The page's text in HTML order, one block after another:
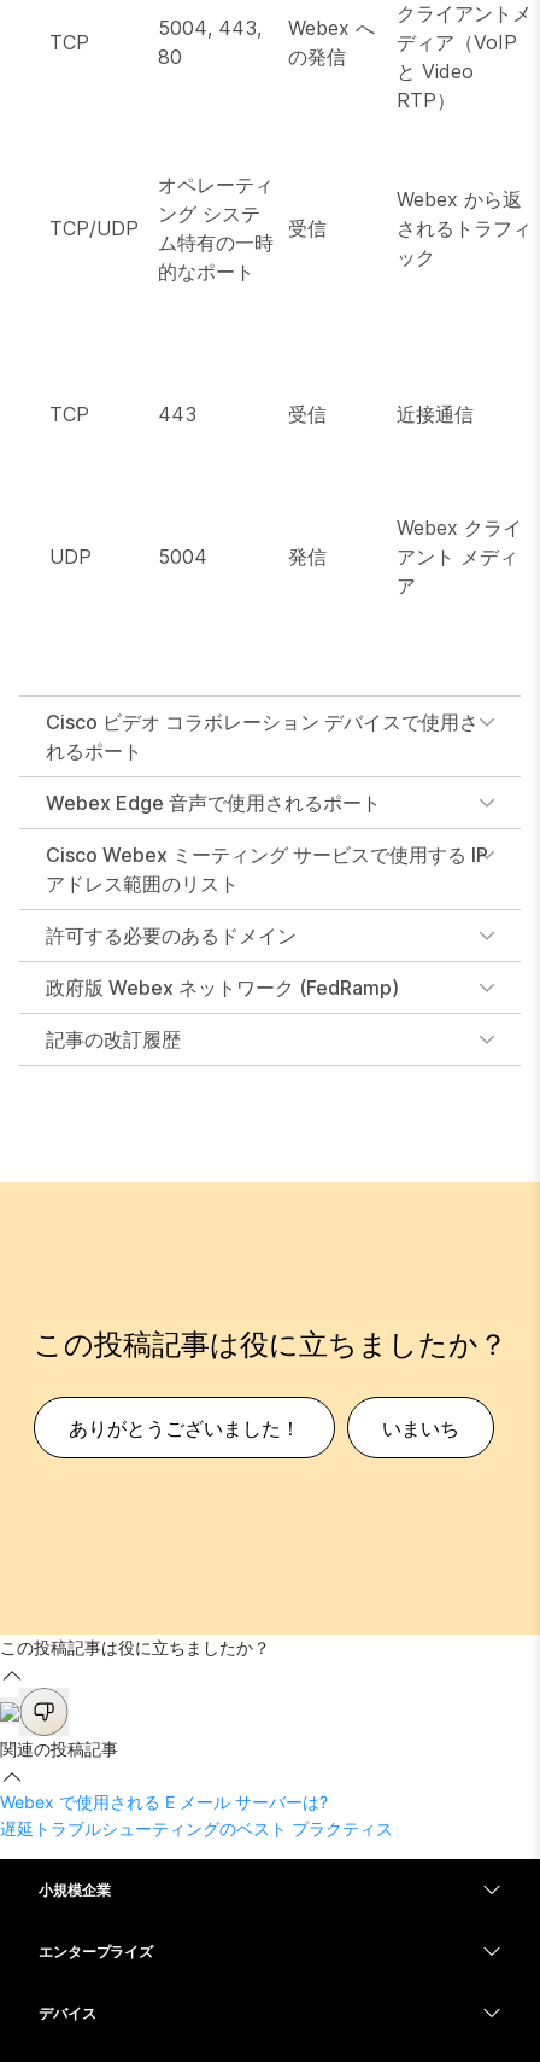
TCP
5004, 443,
80
Webex へ
の発信
クライアントメ
ディア（VoIP
と Video
RTP）
TCP/UDP
オペレーティ
ング システ
ム特有の一時
的なポート
受信
Webex から返
されるトラフィ
ック
TCP 443 受信 近接通信
UDP 5004 発信
Webex クライ
アント メディ
ア
Cisco ビデオ コラボレーション デバイスで使用さ
れるポート
Webex Edge 音声で使用されるポート
Cisco Webex ミーティング サービスで使用する IP
アドレス範囲のリスト
許可する必要のあるドメイン
政府版 Webex ネットワーク (FedRamp)
記事の改訂履歴
この投稿記事は役に立ちましたか？
ありがとうございました！ いまいち
この投稿記事は役に立ちましたか？
関連の投稿記事
Webex で使用される E メール サーバーは?
遅延トラブルシューティングのベスト プラクティス
小規模企業
エンタープライズ
デバイス